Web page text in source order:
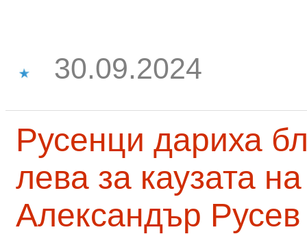
30.09.2024
Русенци дариха
лева за каузата
Александър Русев